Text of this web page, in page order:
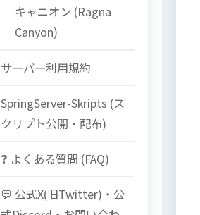
キャニオン (Ragna
Canyon)
サーバー利用規約
SpringServer-Skripts (ス
クリプト公開・配布)
❓ よくある質問 (FAQ)
💬 公式X(旧Twitter)・公